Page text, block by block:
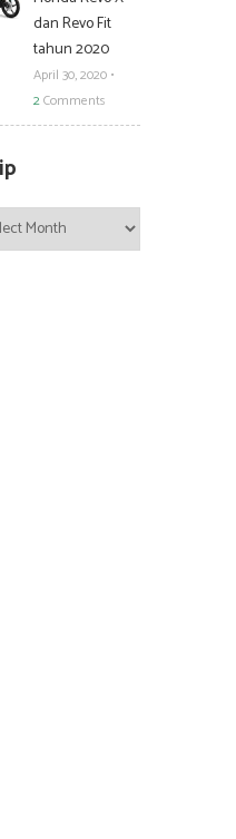
dan Revo Fit
tahun 2020
April 30, 2020 •
2Comments